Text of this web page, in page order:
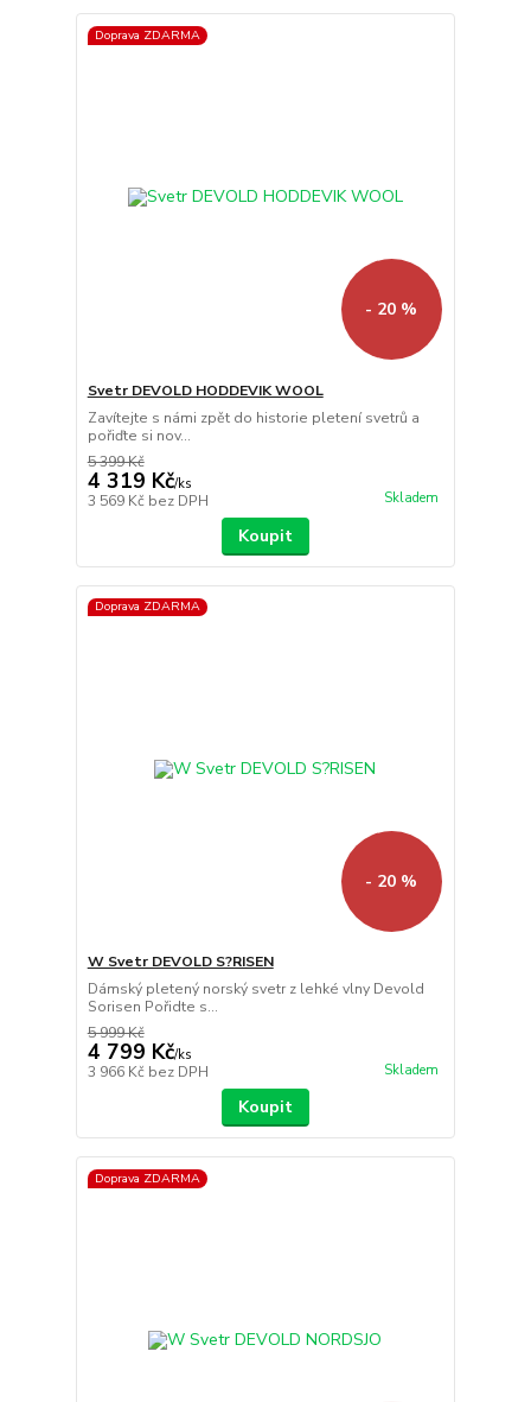
Doprava ZDARMA
- 20 %
Svetr DEVOLD HODDEVIK WOOL
Zavítejte s námi zpět do historie pletení svetrů a
pořiďte si nov...
5 399 Kč
4 319 Kč/ks
3 569 Kč bez DPH Skladem
Koupit
Doprava ZDARMA
- 20 %
W Svetr DEVOLD S?RISEN
Dámský pletený norský svetr z lehké vlny Devold
Sorisen Pořidte s...
5 999 Kč
4 799 Kč/ks
3 966 Kč bez DPH Skladem
Koupit
Doprava ZDARMA